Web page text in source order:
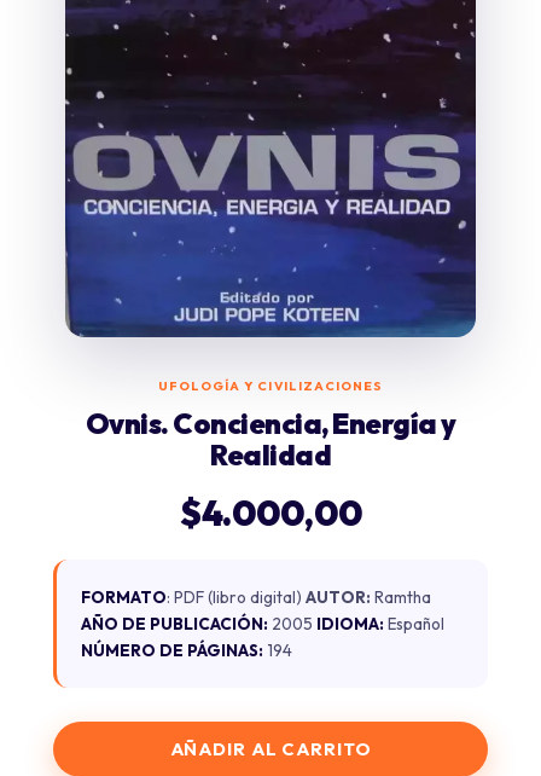
UFOLOGÍA Y CIVILIZACIONES
Ovnis. Conciencia, Energía y
Realidad
$4.000,00
FORMATO: PDF (libro digital) AUTOR: Ramtha
AÑO DE PUBLICACIÓN: 2005 IDIOMA: Español
NÚMERO DE PÁGINAS: 194
AÑADIR AL CARRITO